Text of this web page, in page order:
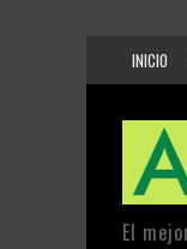
INICIO
El